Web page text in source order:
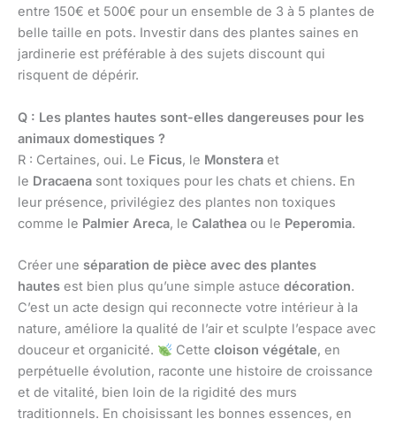
entre 150€ et 500€ pour un ensemble de 3 à 5 plantes de
belle taille en pots. Investir dans des plantes saines en
jardinerie est préférable à des sujets discount qui
risquent de dépérir.
Q : Les plantes hautes sont-elles dangereuses pour les
animaux domestiques ?
R : Certaines, oui. Le Ficus, le Monstera et
le Dracaena sont toxiques pour les chats et chiens. En
leur présence, privilégiez des plantes non toxiques
comme le Palmier Areca, le Calathea ou le Peperomia.
Créer une séparation de pièce avec des plantes
hautes est bien plus qu’une simple astuce décoration.
C’est un acte design qui reconnecte votre intérieur à la
nature, améliore la qualité de l’air et sculpte l’espace avec
douceur et organicité.
Cette cloison végétale, en
perpétuelle évolution, raconte une histoire de croissance
et de vitalité, bien loin de la rigidité des murs
traditionnels. En choisissant les bonnes essences, en